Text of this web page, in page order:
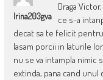
Irina203gva
Draga
ce s-a
decat sa te felicit
lasam porcii in laturile
nu se va intampla nimic
extinda, pana cand